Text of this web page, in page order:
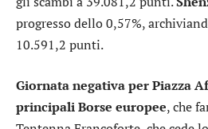
progresso dello 0,57%,
10.591,2 punti.
Giornata negativa per Piazza
principali Borse europee, che